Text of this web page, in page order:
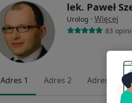
lek. Paweł
Urolog · Więcej
83
Adres 1 Adres 2 Adres 3